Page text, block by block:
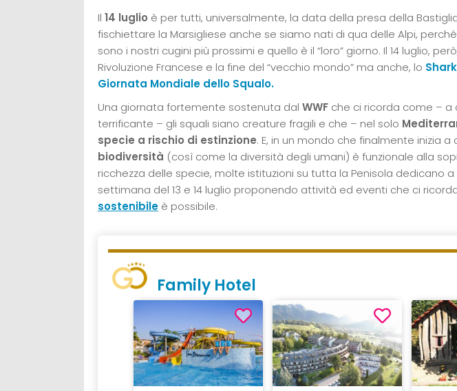
Il 14 luglio è per tutti, universalmente, la data della presa della
fischiettare la Marsigliese anche se siamo nati di qua delle Alpi,
sono i nostri cugini più prossimi e quello è il “loro” giorno. Il 14 luglio,
Rivoluzione Francese e la fine del “vecchio mondo” ma anche, lo
Giornata Mondiale dello Squalo.
Una giornata fortemente sostenuta dal WWF che ci ricorda come – a
terrificante – gli squali siano creature fragili e che – nel solo
specie a rischio di estinzione. E, in un mondo che finalmente inizia a
biodiversità (così come la diversità degli umani) è funzionale alla
ricchezza delle specie, molte istituzioni su tutta la Penisola dedicano
settimana del 13 e 14 luglio proponendo attività ed eventi che ci
sostenibile è possibile.
Family Hotel